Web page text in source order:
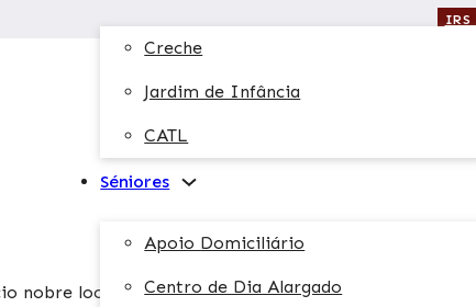
IRS
Creche
Jardim de Infância
CATL
Séniores
Apoio Domiciliário
Centro de Dia Alargado
nobre localizado na rua Serpa Pinto n.º 1.